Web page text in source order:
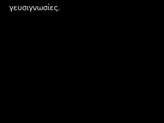
γευσιγνωσίες.